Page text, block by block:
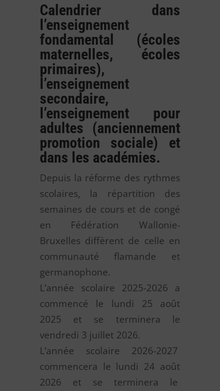
Calendrier dans
l’enseignement
fondamental (écoles
maternelles, écoles
primaires),
l’enseignement
secondaire,
l’enseignement pour
adultes (anciennement
promotion sociale) et
dans les académies.
Depuis la réforme des rythmes
scolaires, la répartition des
semaines de cours et de congé
en Fédération Wallonie-
Bruxelles diffèrent de celle en
communauté flamande et
germanophone.
L’année scolaire 2025-2026 a
commencé le lundi 25 août
2025 et se terminera le
vendredi 3 juillet 2026.
L’année scolaire 2026-2027
commencera le lundi 24 août
2026 et se terminera le